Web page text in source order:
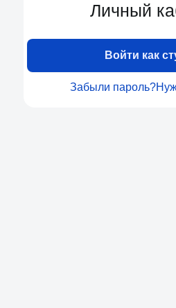
Личный
Войти как
Забыли пароль?